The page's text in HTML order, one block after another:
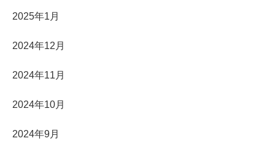
2025年1月
2024年12月
2024年11月
2024年10月
2024年9月